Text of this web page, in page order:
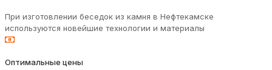
При изготовлении беседок из камня в Нефтекамске
используются новейшие технологии и материалы
Оптимальные цены